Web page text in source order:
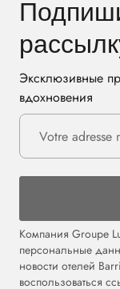
Эксклюзивные
вдохновения
Компания Groupe
персональные
новости отелей
воспользоваться